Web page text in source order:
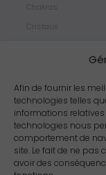
Afin de fournir les
technologies telles
informations relatives
technologies nous
comportement de
site. Le fait de ne
avoir des
Chakras
Cristaux
Propriétés
Arômes
Zodiacs